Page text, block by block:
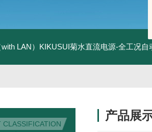
with LAN）KIKUSUI菊水直流电源-全工况自
CLASSIFICATION
产品展